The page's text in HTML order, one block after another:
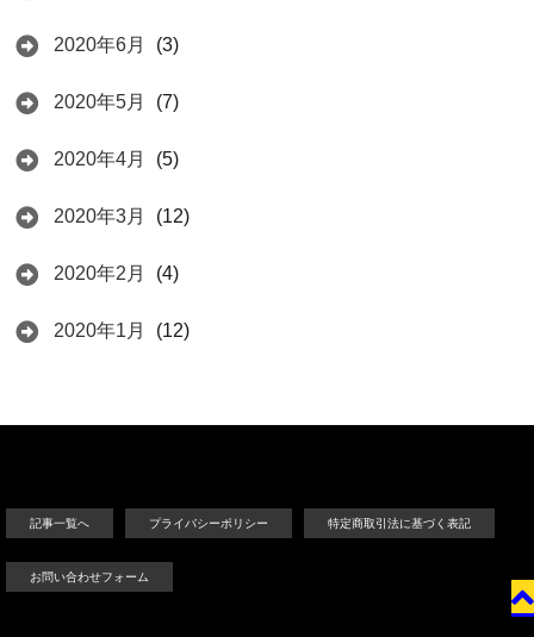
2020年6月 (3)
2020年5月 (7)
2020年4月 (5)
2020年3月 (12)
2020年2月 (4)
2020年1月 (12)
記事一覧へ プライバシーポリシー 特定商取引法に基づく表記
お問い合わせフォーム